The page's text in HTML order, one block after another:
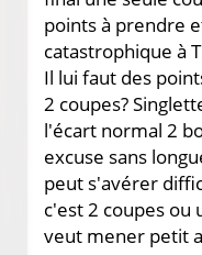
points à prendre
catastrophique à
Il lui faut des
2 coupes?
l'écart normal 2
excuse sans
peut s'avérer
c'est 2 coupes ou
veut mener petit